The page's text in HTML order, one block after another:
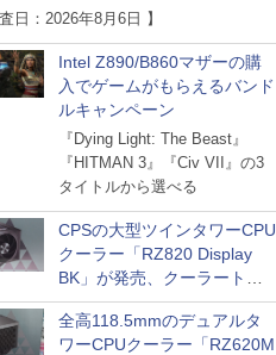
査日：2026年8月6日 】
Intel Z890/B860マザーの購
入でゲームがもらえるバンド
ルキャンペーン
『Dying Light: The Beast』
『HITMAN 3』『Civ VII』の3
タイトルから選べる
CPSの大型ツインタワーCPU
クーラー「RZ820 Display
BK」が発売、クーラートッ
プに5インチ液晶搭載
全高118.5mmのデュアルタ
ワーCPUクーラー「RZ620M